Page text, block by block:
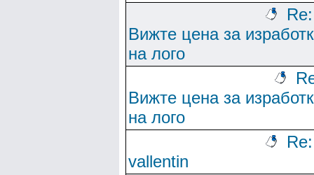
Re:
Вижте цена за
на лого
Вижте цена за
на лого
Re:
vallentin